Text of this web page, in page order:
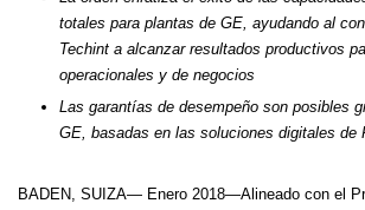
totales para plantas de GE, ayudando al
Techint a alcanzar resultados productivos
operacionales y de negocios
Las garantías de desempeño son posibles
GE, basadas en las soluciones digitales de
BADEN, SUIZA— Enero 2018—Alineado con el